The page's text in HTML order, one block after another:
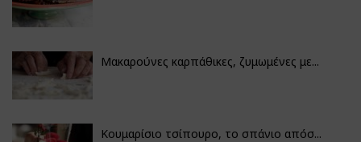
Μακαρούνες καρπάθικες, ζυμωμένες με...
Κουμαρίσιο τσίπουρο, το σπάνιο απόσ...